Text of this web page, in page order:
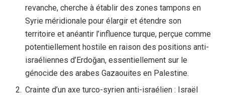
revanche, cherche à établir des zones tampons en
Syrie méridionale pour élargir et étendre son
territoire et anéantir l’influence turque, perçue comme
potentiellement hostile en raison des positions anti-
israéliennes d’Erdoğan, essentiellement sur le
génocide des arabes Gazaouites en Palestine.
Crainte d’un axe turco-syrien anti-israélien : Israël